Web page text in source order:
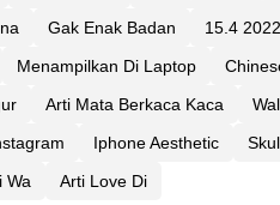
Gak Enak Badan
15.4
Menampilkan Di Laptop
Arti Mata Berkaca Kaca
Iphone Aesthetic
Wa Arti Love Di